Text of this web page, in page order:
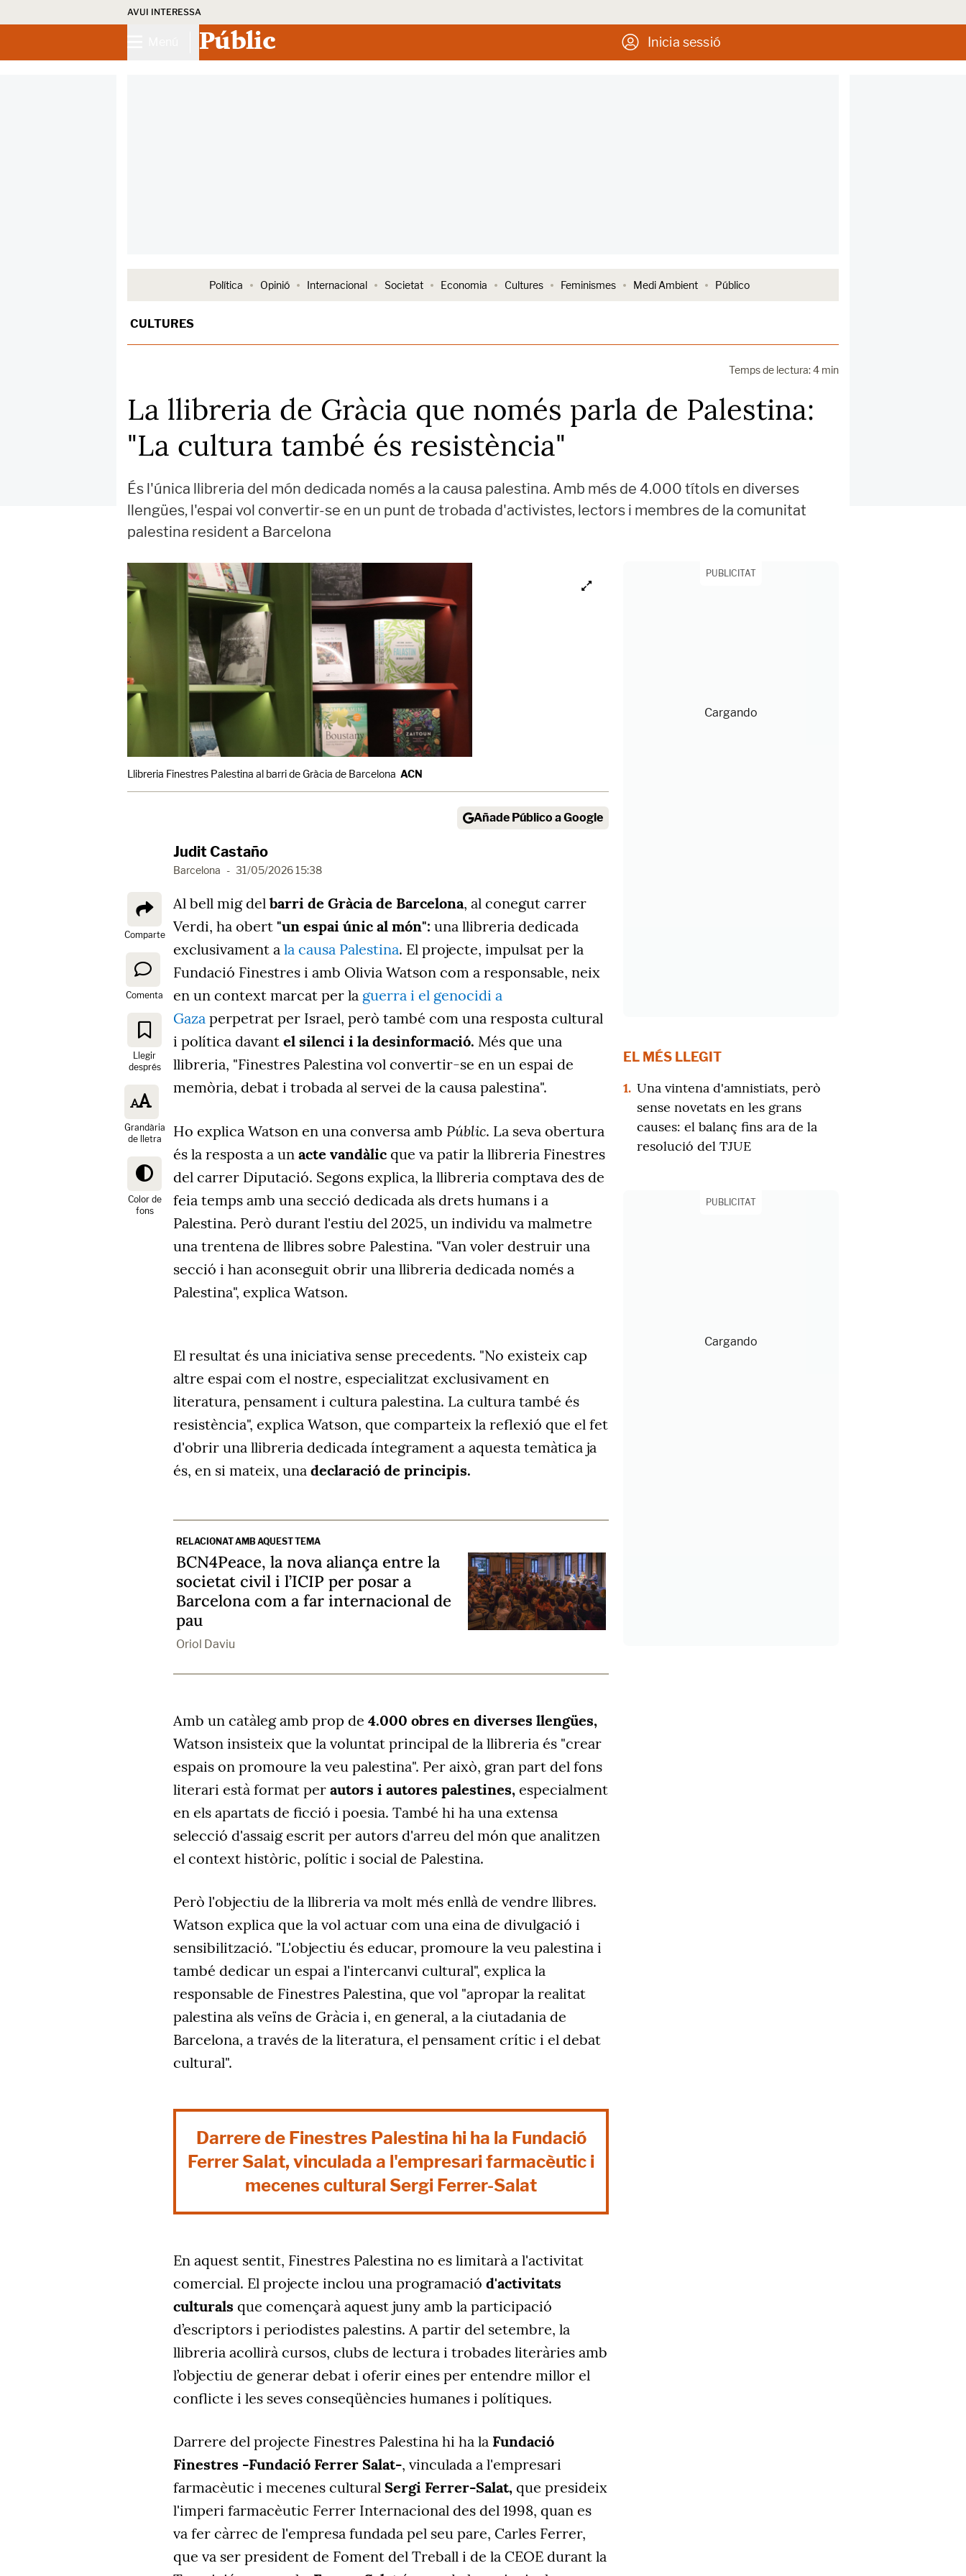
AVUI INTERESSA
Públic Inicia sessió
Política Opinió Internacional Societat Economia Cultures Feminismes Medi Ambient Público
CULTURES
Temps de lectura: 4 min
La llibreria de Gràcia que només parla de Palestina:
"La cultura també és resistència"
És l'única llibreria del món dedicada només a la causa palestina. Amb més de 4.000 títols en diverses
llengües, l'espai vol convertir-se en un punt de trobada d'activistes, lectors i membres de la comunitat
palestina resident a Barcelona
Llibreria Finestres Palestina al barri de Gràcia de Barcelona ACN
Añade Público a Google
Judit Castaño
Barcelona - 31/05/2026 15:38
Comparte
Comenta
Llegir
després
Grandària
de lletra
Color de
fons
Al bell mig del barri de Gràcia de Barcelona, al conegut carrer
Verdi, ha obert "un espai únic al món": una llibreria dedicada
exclusivament a la causa Palestina. El projecte, impulsat per la
Fundació Finestres i amb Olivia Watson com a responsable, neix
en un context marcat per la guerra i el genocidi a
Gaza perpetrat per Israel, però també com una resposta cultural
i política davant el silenci i la desinformació. Més que una
llibreria, "Finestres Palestina vol convertir-se en un espai de
memòria, debat i trobada al servei de la causa palestina".
Ho explica Watson en una conversa amb Públic. La seva obertura
és la resposta a un acte vandàlic que va patir la llibreria Finestres
del carrer Diputació. Segons explica, la llibreria comptava des de
feia temps amb una secció dedicada als drets humans i a
Palestina. Però durant l'estiu del 2025, un individu va malmetre
una trentena de llibres sobre Palestina. "Van voler destruir una
secció i han aconseguit obrir una llibreria dedicada només a
Palestina", explica Watson.
El resultat és una iniciativa sense precedents. "No existeix cap
altre espai com el nostre, especialitzat exclusivament en
literatura, pensament i cultura palestina. La cultura també és
resistència", explica Watson, que comparteix la reflexió que el fet
d'obrir una llibreria dedicada íntegrament a aquesta temàtica ja
és, en si mateix, una declaració de principis.
RELACIONAT AMB AQUEST TEMA
BCN4Peace, la nova aliança entre la
societat civil i l’ICIP per posar a
Barcelona com a far internacional de
pau
Oriol Daviu
Amb un catàleg amb prop de 4.000 obres en diverses llengües,
Watson insisteix que la voluntat principal de la llibreria és "crear
espais on promoure la veu palestina". Per això, gran part del fons
literari està format per autors i autores palestines, especialment
en els apartats de ficció i poesia. També hi ha una extensa
selecció d'assaig escrit per autors d'arreu del món que analitzen
el context històric, polític i social de Palestina.
Però l'objectiu de la llibreria va molt més enllà de vendre llibres.
Watson explica que la vol actuar com una eina de divulgació i
sensibilització. "L'objectiu és educar, promoure la veu palestina i
també dedicar un espai a l'intercanvi cultural", explica la
responsable de Finestres Palestina, que vol "apropar la realitat
palestina als veïns de Gràcia i, en general, a la ciutadania de
Barcelona, a través de la literatura, el pensament crític i el debat
cultural".
Darrere de Finestres Palestina hi ha la Fundació
Ferrer Salat, vinculada a l'empresari farmacèutic i
mecenes cultural Sergi Ferrer-Salat
En aquest sentit, Finestres Palestina no es limitarà a l'activitat
comercial. El projecte inclou una programació d'activitats
culturals que començarà aquest juny amb la participació
d’escriptors i periodistes palestins. A partir del setembre, la
llibreria acollirà cursos, clubs de lectura i trobades literàries amb
l’objectiu de generar debat i oferir eines per entendre millor el
conflicte i les seves conseqüències humanes i polítiques.
Darrere del projecte Finestres Palestina hi ha la Fundació
Finestres -Fundació Ferrer Salat-, vinculada a l'empresari
farmacèutic i mecenes cultural Sergi Ferrer-Salat, que presideix
l'imperi farmacèutic Ferrer Internacional des del 1998, quan es
va fer càrrec de l'empresa fundada pel seu pare, Carles Ferrer,
que va ser president de Foment del Treball i de la CEOE durant la
PUBLICITAT
EL MÉS LLEGIT
1. Una vintena d'amnistiats, però
sense novetats en les grans
causes: el balanç fins ara de la
resolució del TJUE
PUBLICITAT